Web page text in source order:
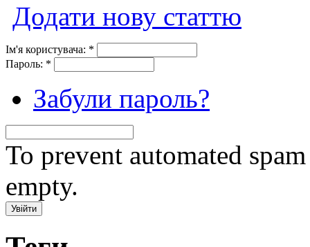
Додати нову статтю
Ім'я користувача: *
Пароль: *
Забули пароль?
To prevent automated
empty.